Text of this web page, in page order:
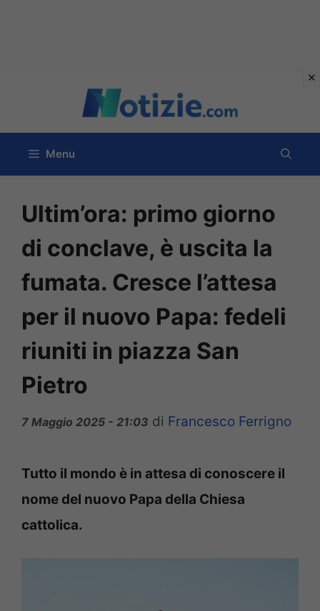
contenuto
Menu
Ultim’ora: primo giorno
di conclave, è uscita la
fumata. Cresce l’attesa
per il nuovo Papa: fedeli
riuniti in piazza San
Pietro
7 Maggio 2025 - 21:03 di Francesco Ferrigno
Tutto il mondo è in attesa di conoscere il
nome del nuovo Papa della Chiesa
cattolica.